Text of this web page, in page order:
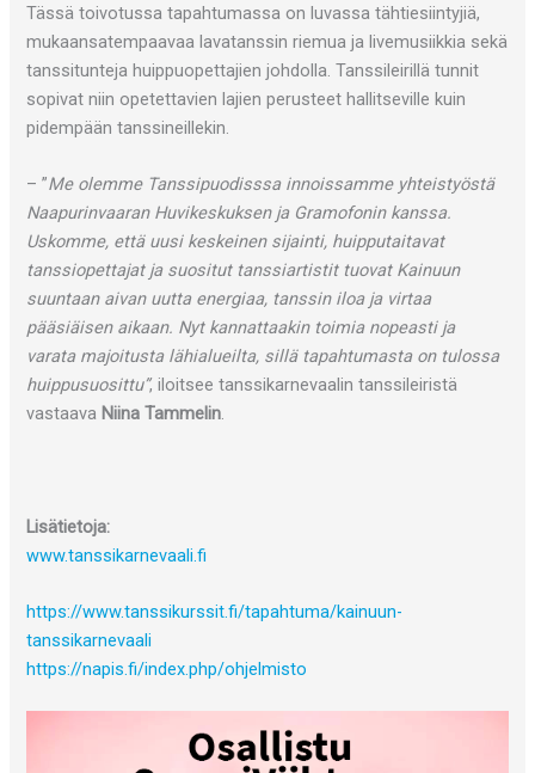
Tässä toivotussa tapahtumassa on luvassa tähtiesiintyjiä,
mukaansatempaavaa lavatanssin riemua ja livemusiikkia sekä
tanssitunteja huippuopettajien johdolla. Tanssileirillä tunnit
sopivat niin opetettavien lajien perusteet hallitseville kuin
pidempään tanssineillekin.
– ”Me olemme Tanssipuodisssa innoissamme yhteistyöstä
Naapurinvaaran Huvikeskuksen ja Gramofonin kanssa.
Uskomme, että uusi keskeinen sijainti, huipputaitavat
tanssiopettajat ja suositut tanssiartistit tuovat Kainuun
suuntaan aivan uutta energiaa, tanssin iloa ja virtaa
pääsiäisen aikaan. Nyt kannattaakin toimia nopeasti ja
varata majoitusta lähialueilta, sillä tapahtumasta on tulossa
huippusuosittu”, iloitsee tanssikarnevaalin tanssileiristä
vastaava Niina Tammelin.
Lisätietoja:
www.tanssikarnevaali.fi
https://www.tanssikurssit.fi/tapahtuma/kainuun-
tanssikarnevaali
https://napis.fi/index.php/ohjelmisto